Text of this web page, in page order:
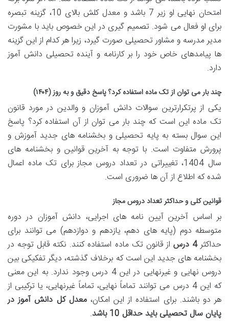
امتحان نهایی او زیر 7 باشد و معدل کلش بالای 10، گزینه تبصره
برای او فعال می شود. تصمیم گیری در این خصوص باید با مشورت
مدیر مدرسه و مشاور تحصیلی صورت گیرد، زیرا هر کدام از این گزینه
ها پیامدهای خاص خود را بر کارنامه و آینده تحصیلی دانش آموز
دارد.
چند بار می توان از تک ماده استفاده کرد؟ پاسخ دقیق و به روز (۱۴۰۴)
یکی از پرتکرارترین سوالات دانش آموزان و والدین در مورد قانون
تک ماده این است که چند بار می توان از آن استفاده کرد؟ پاسخ
این سوال بسته به پایه تحصیلی و بخشنامه های جدید آموزش و
پرورش متفاوت است. با توجه به آخرین قوانین و بخشنامه های
سال 1404، تغییراتی در تعداد دروس مجاز برای تک ماده اعمال
شده که اطلاع از آن ها ضروری است.
قوانین کلی و حداکثر تعداد دروس مجاز
بر اساس آخرین آیین نامه های اجرایی، دانش آموزان در دوره
متوسطه دوم (پایه های دهم، یازدهم و دوازدهم) می توانند برای
حداکثر4 درس
از قانون تک ماده استفاده کنند. نکته قابل توجه در
بخشنامه های جدید این است که برخلاف گذشته، دیگر تفکیکی بین
دروس نهایی و غیرنهایی در این 4 درس وجود ندارد. به این معنی
که این 4 درس می توانند تماماً نهایی، تماماً غیرنهایی، یا ترکیبی از
هر دو باشند. برای استفاده از این امکان،معدل کل دانش آموز در
پایان سال تحصیلی باید حداقل 10 باشد
.